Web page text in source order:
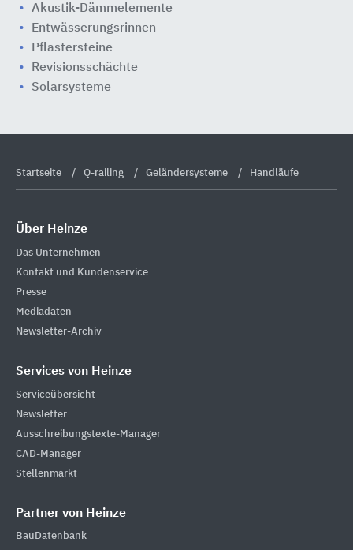
Akustik-Dämmelemente
Entwässerungsrinnen
Pflastersteine
Revisionsschächte
Solarsysteme
Startseite Q-railing Geländersysteme Handläufe
Über Heinze
Das Unternehmen
Kontakt und Kundenservice
Presse
Mediadaten
Newsletter-Archiv
Services von Heinze
Serviceübersicht
Newsletter
Ausschreibungstexte-Manager
CAD-Manager
Stellenmarkt
Partner von Heinze
BauDatenbank